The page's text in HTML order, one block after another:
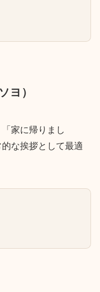
ヨ）
家に帰りまし
な挨拶として最適